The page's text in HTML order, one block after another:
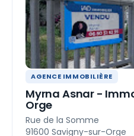
AGENCE IMMOBILIÈRE
Myrna Asnar -
Orge
Rue de la Somme
91600 Savigny-sur-Orge